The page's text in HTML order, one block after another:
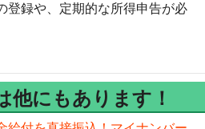
登録や、定期的な所得申告が必
他にもあります！